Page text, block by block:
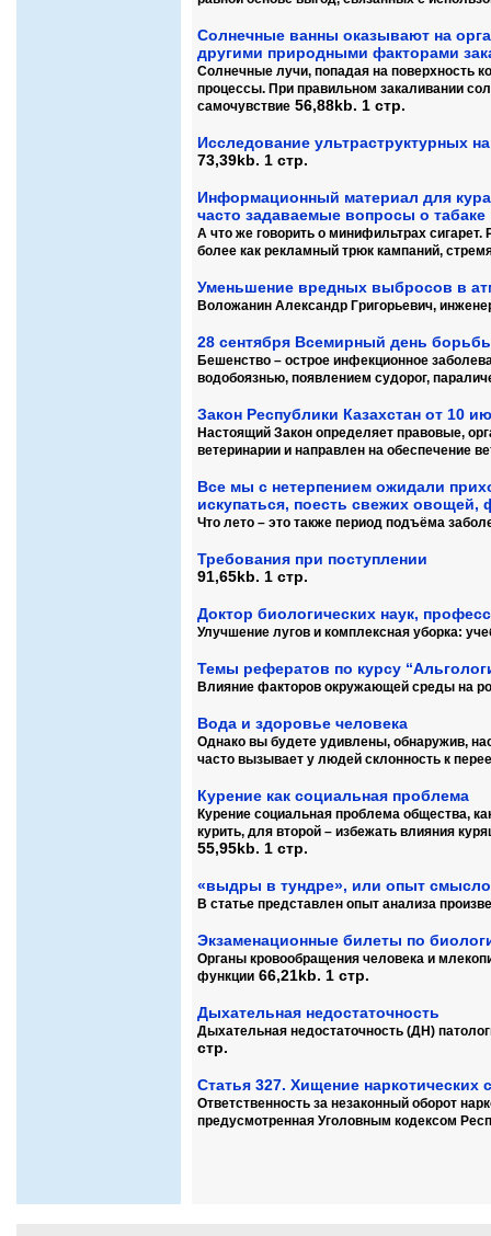
Солнечные ванны оказывают на
другими природными факторами
Солнечные лучи, попадая на поверхность
процессы. При правильном закаливании
самочувствие 56,88kb. 1 стр.
Исследование ультраструктурных
73,39kb. 1 стр.
Информационный материал для
часто задаваемые вопросы о табаке
А что же говорить о минифильтрах
более как рекламный трюк кампаний,
Уменьшение вредных выбросов в
Воложанин Александр Григорьевич,
28 сентября Всемирный день
Бешенство – острое инфекционное
водобоязнью, появлением судорог,
Закон Республики Казахстан от 10
Настоящий Закон определяет правовые,
ветеринарии и направлен на обеспечение
Все мы с нетерпением ожидали
искупаться, поесть свежих овощей,
Что лето – это также период подъёма
Требования при поступлении
91,65kb. 1 стр.
Доктор биологических наук,
Улучшение лугов и комплексная уборка:
Темы рефератов по курсу
Влияние факторов окружающей среды на
Вода и здоровье человека
Однако вы будете удивлены, обнаружив,
часто вызывает у людей склонность к
Курение как социальная проблема
Курение социальная проблема общества,
курить, для второй – избежать влияния
55,95kb. 1 стр.
«выдры в тундре», или опыт
В статье представлен опыт анализа
Экзаменационные билеты по
Органы кровообращения человека и
функции 66,21kb. 1 стр.
Дыхательная недостаточность
Дыхательная недостаточность (ДН)
стр.
Статья 327. Хищение
Ответственность за незаконный оборот
предусмотренная Уголовным кодексом